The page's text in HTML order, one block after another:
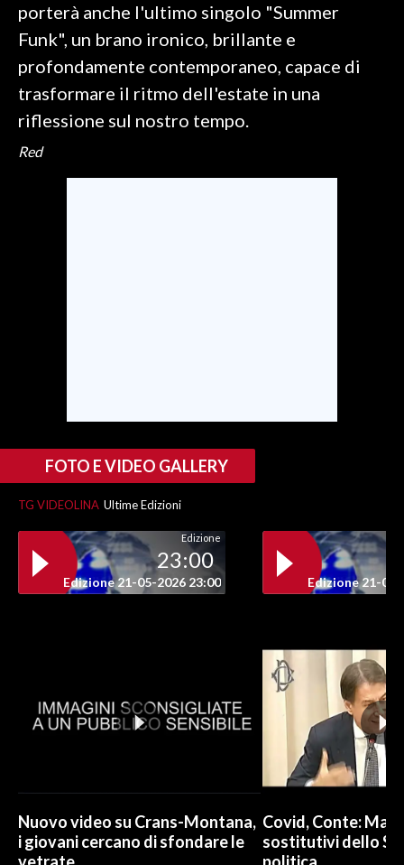
porterà anche l'ultimo singolo "Summer
Funk", un brano ironico, brillante e
profondamente contemporaneo, capace di
trasformare il ritmo dell'estate in una
riflessione sul nostro tempo.
Red
FOTO E VIDEO GALLERY
TG VIDEOLINA Ultime Edizioni
Edizione
23:00
Edizione 21-05-2026 23:00 Edizione 21-05-
Nuovo video su Crans-Montana,
i giovani cercano di sfondare le
Covid, Conte: Mai
sostitutivi dello